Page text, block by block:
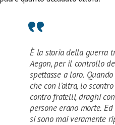
È la storia della guerra
Aegon, per il controllo
spettasse a loro.
che con l’altra, lo
contro fratelli, draghi
persone erano morte.
si sono mai veramente